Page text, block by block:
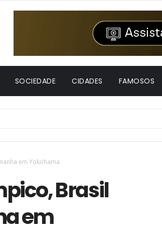
SOCIEDADE CIDADES FAMOSOS
em Yokohama
Brasil
em